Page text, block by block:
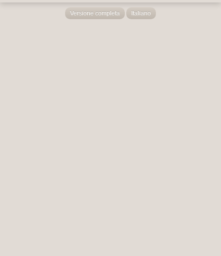
Versione completa Italiano